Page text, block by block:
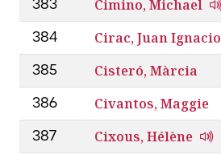
383 Cimino, Michael
384 Cirac, Juan Ignacio
385 Cisteró, Màrcia
386 Civantos, Maggie
387 Cixous, Hélène